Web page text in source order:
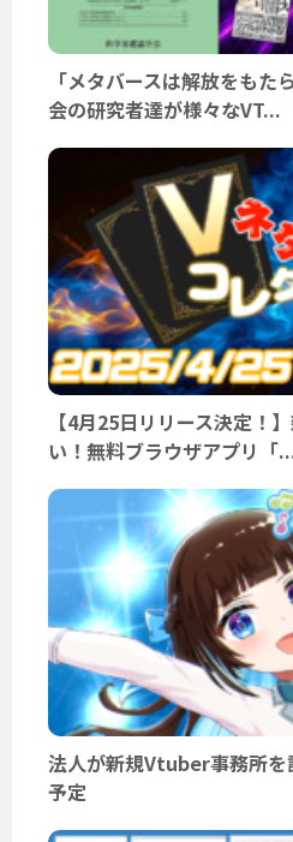
「メタバースは解放をも
会の研究者達が様々なVT...
【4月25日リリース決定！
い！無料ブラウザアプリ「
法人が新規Vtuber事務所を
予定